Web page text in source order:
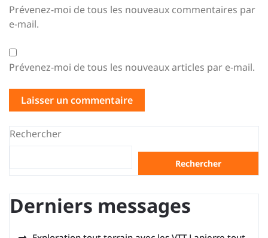
Prévenez-moi de tous les nouveaux commentaires par
e-mail.
Prévenez-moi de tous les nouveaux articles par e-mail.
Rechercher
Rechercher
Derniers messages